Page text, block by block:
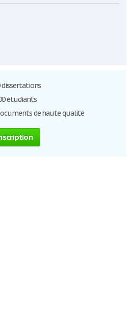
dissertations
étudiants
de haute qualité